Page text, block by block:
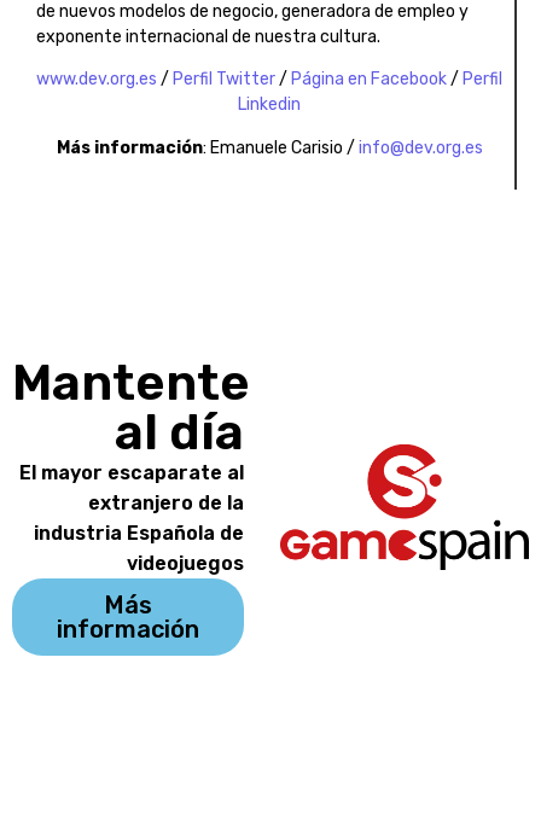
de nuevos modelos de negocio, generadora de empleo y
exponente internacional de nuestra cultura.
www.dev.org.es / Perfil Twitter/ Página en Facebook/ Perfil
Linkedin
Másinformación: Emanuele Carisio / info@dev.org.es
Mantente
al día
El mayor escaparate al
extranjero de la
industria Española de
videojuegos
Más
información